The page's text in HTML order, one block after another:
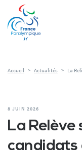
Accueil > Actualités > La
8 JUIN 2026
La Relève
candidats